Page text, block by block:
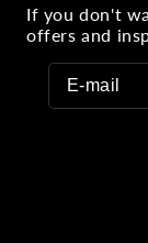
If you don't
offers and